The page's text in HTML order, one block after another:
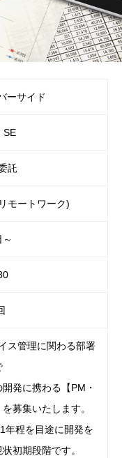
ーサイド
SE
託
モートワーク)
～
ス管理に関わる部署
発に携わる【PM・
募集いたします。
年程を目途に開発を
初期段階です。